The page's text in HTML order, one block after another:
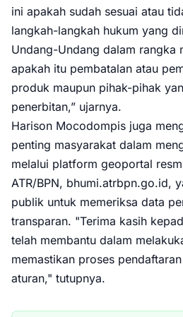
ini apakah sudah sesuai atau
langkah-langkah hukum yang
Undang-Undang dalam rangka
apakah itu pembatalan atau
produk maupun pihak-pihak
penerbitan,” ujarnya.
Harison Mocodompis juga
penting masyarakat dalam
melalui platform geoportal
ATR/BPN, bhumi.atrbpn.go.id,
publik untuk memeriksa data
transparan. "Terima kasih
telah membantu dalam
memastikan proses
aturan," tutupnya.